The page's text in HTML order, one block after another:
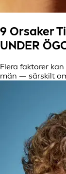
9 Orsaker
UNDER
Flera faktorer
män — särskilt